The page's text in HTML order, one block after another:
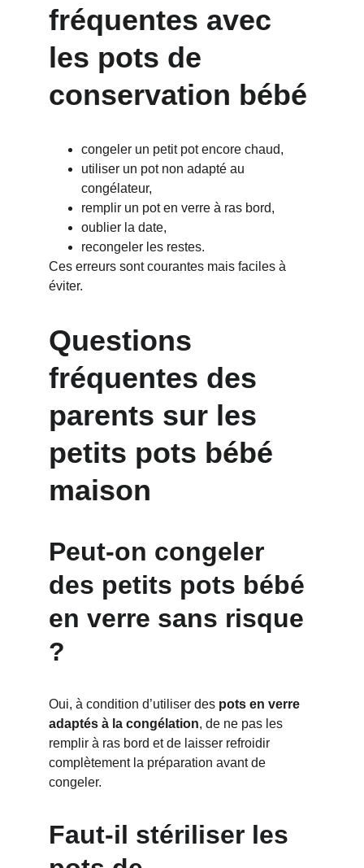
fréquentes avec
les pots de
conservation bébé
congeler un petit pot encore chaud,
utiliser un pot non adapté au
congélateur,
remplir un pot en verre à ras bord,
oublier la date,
recongeler les restes.
Ces erreurs sont courantes mais faciles à
éviter.
Questions
fréquentes des
parents sur les
petits pots bébé
maison
Peut-on congeler
des petits pots bébé
en verre sans risque
?
Oui, à condition d’utiliser des pots en verre
adaptés à la congélation, de ne pas les
remplir à ras bord et de laisser refroidir
complètement la préparation avant de
congeler.
Faut-il stériliser les